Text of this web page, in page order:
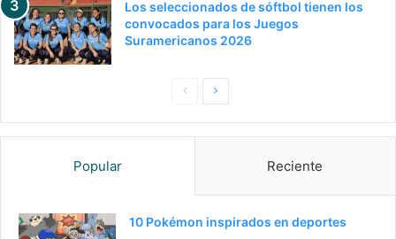
Los seleccionados de sóftbol tienen los
convocados para los Juegos
Suramericanos 2026
g
g
Popular Reciente
10 Pokémon inspirados en deportes